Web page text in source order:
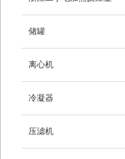
储罐
离心机
冷凝器
压滤机